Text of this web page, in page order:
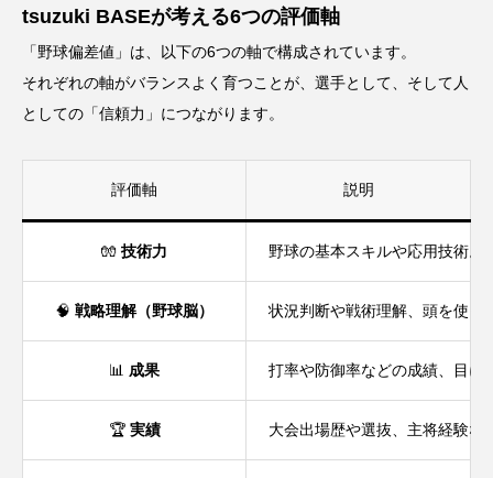
tsuzuki BASEが考える6つの評価軸
「野球偏差値」は、以下の6つの軸で構成されています。
それぞれの軸がバランスよく育つことが、選手として、そして人
としての「信頼力」につながります。
評価軸 説明
🧤 技術力 野球の基本スキルや応用技術。
🧠 戦略理解（野球脳） 状況判断や戦術理解、頭を使っ
📊 成果 打率や防御率などの成績、目に
🏆 実績 大会出場歴や選抜、主将経験な